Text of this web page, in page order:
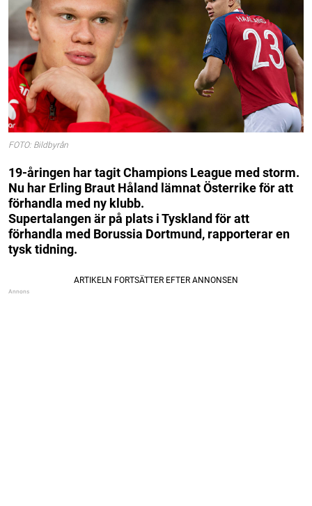
FOTO: Bildbyrån
19-åringen har tagit Champions League med storm.
Nu har Erling Braut Håland lämnat Österrike för att
förhandla med ny klubb.
Supertalangen är på plats i Tyskland för att
förhandla med Borussia Dortmund, rapporterar en
tysk tidning.